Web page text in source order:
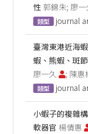
性 郭錦朱; 廖
類型 journal
臺灣東港近海
蝦、熊蝦、斑
廖一久
; 陳惠
類型 journal
小蝦子的複雜
軟器官 楊倩惠